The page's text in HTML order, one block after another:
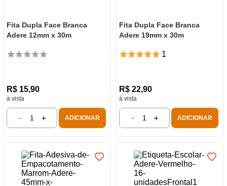
Fita Dupla Face Branca
Adere 12mm x 30m
R$ 15,90
à vista
＋
－ ADICIONAR
Fita Dupla Face Branca
Adere 19mm x 30m
1
R$ 22,90
à vista
＋
－ ADICIONAR